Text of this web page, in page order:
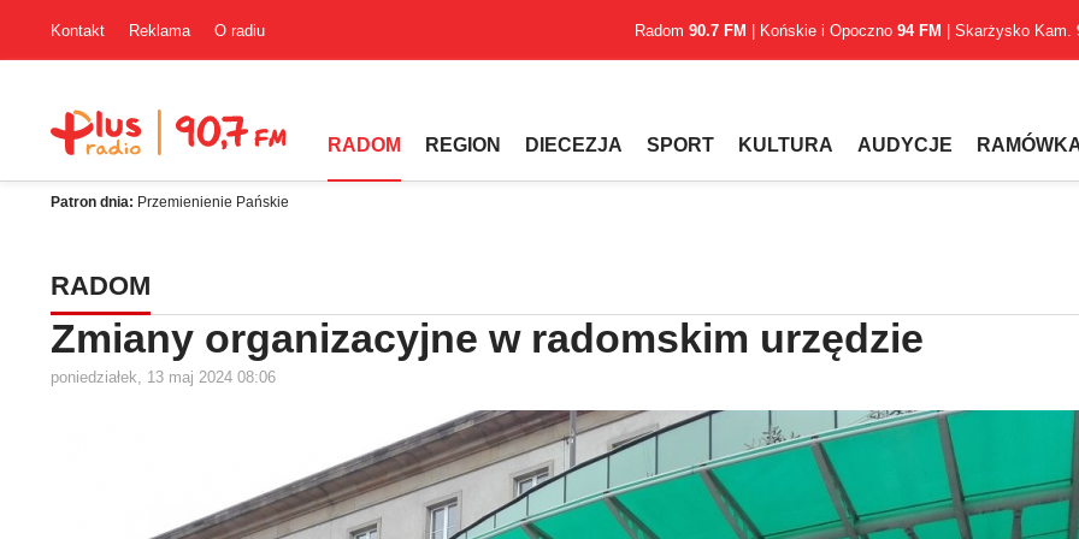
Kontakt Reklama O radiu Radom 90.7 FM | Końskie i Opoczno 94 FM | Skarżysko Kam.
RADOM REGION DIECEZJA SPORT KULTURA AUDYCJE
Patron dnia: Przemienienie Pańskie
RADOM
Zmiany organizacyjne w radomskim urzędzie
poniedziałek, 13 maj 2024 08:06